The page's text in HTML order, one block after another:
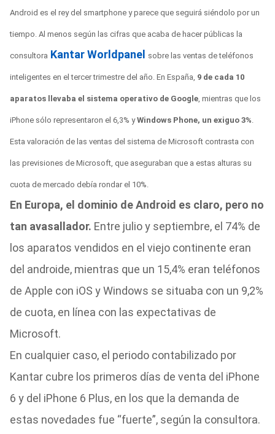
Android es el rey del smartphone y parece que seguirá siéndolo por un
tiempo. Al menos según las cifras que acaba de hacer públicas la
consultora Kantar Worldpanel sobre las ventas de teléfonos
inteligentes en el tercer trimestre del año. En España, 9 de cada 10
aparatos llevaba el sistema operativo de Google, mientras que los
iPhone sólo representaron el 6,3% yWindows Phone, un exiguo 3%.
Esta valoración de las ventas del sistema de Microsoft contrasta con
las previsiones de Microsoft, que aseguraban que a estas alturas su
cuota de mercado debía rondar el 10%.
En Europa, el dominio de Android es claro, pero no
tan avasallador. Entre julio y septiembre, el 74% de
los aparatos vendidos en el viejo continente eran
del androide, mientras que un 15,4% eran teléfonos
de Apple con iOS y Windows se situaba con un 9,2%
de cuota, en línea con las expectativas de
Microsoft.
En cualquier caso, el periodo contabilizado por
Kantar cubre los primeros días de venta del iPhone
6 y del iPhone 6 Plus, en los que la demanda de
estas novedades fue “fuerte”, según la consultora.